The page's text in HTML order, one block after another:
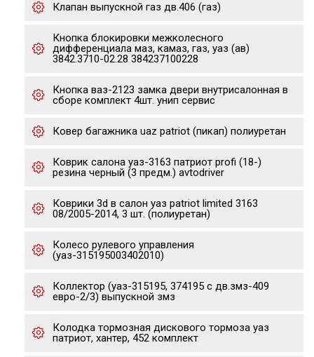
Клапан выпускной газ дв.406 (газ)
Кнопка блокировки межколесного
дифференциала маз, камаз, газ, уаз (ав)
3842.3710-02.28 384237100228
Кнопка ваз-2123 замка двери внутрисалонная в
сборе комплект 4шт. унип сервис
Ковер багажника uaz patriot (пикап) полиуретан
Коврик салона уаз-3163 патриот profi (18-)
резина черный (3 предм.) avtodriver
Коврики 3d в салон уаз patriot limited 3163
08/2005-2014, 3 шт. (полиуретан)
Колесо рулевого управления
(уаз-315195003402010)
Коллектор (уаз-315195, 374195 с дв.змз-409
евро-2/3) выпускной змз
Колодка тормозная дискового тормоза уаз
патриот, хантер, 452 комплект